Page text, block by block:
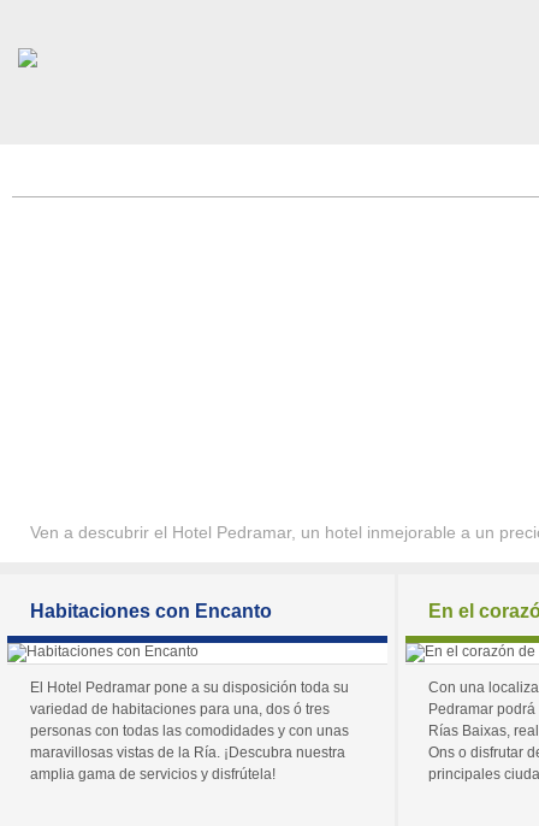
Ven a descubrir el Hotel Pedramar, un hotel inmejorable a un
Habitaciones con Encanto
El Hotel Pedramar pone a su disposición toda su
variedad de habitaciones para una, dos ó tres
personas con todas las comodidades y con unas
maravillosas vistas de la Ría. ¡Descubra nuestra
amplia gama de servicios y disfrútela!
En el
Con una
Pedramar
Rías Baixas,
Ons o disfrutar
principales